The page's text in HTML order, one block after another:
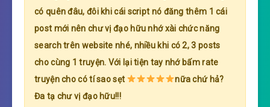
có quên đâu, đôi khi cái script nó đăng thêm 1 cái
post mới nên chư vị đạo hữu nhớ xài chức năng
search trên website nhé, nhiều khi có 2, 3 posts
cho cùng 1 truyện. Với lại tiện tay nhớ bấm rate
truyện cho có tí sao sẹt
nữa chứ hả?
Đa tạ chư vị đạo hữu!!!